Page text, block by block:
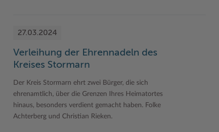
27.03.2024
Verleihung der Ehrennadeln des
Kreises Stormarn
Der Kreis Stormarn ehrt zwei Bürger, die sich
ehrenamtlich, über die Grenzen Ihres Heimatortes
hinaus, besonders verdient gemacht haben. Folke
Achterberg und Christian Rieken.